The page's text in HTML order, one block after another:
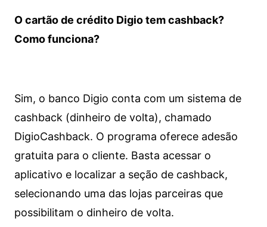
O cartão de crédito Digio tem cashback?
Como funciona?
Sim, o banco Digio conta com um sistema de
cashback (dinheiro de volta), chamado
DigioCashback. O programa oferece adesão
gratuita para o cliente. Basta acessar o
aplicativo e localizar a seção de cashback,
selecionando uma das lojas parceiras que
possibilitam o dinheiro de volta.